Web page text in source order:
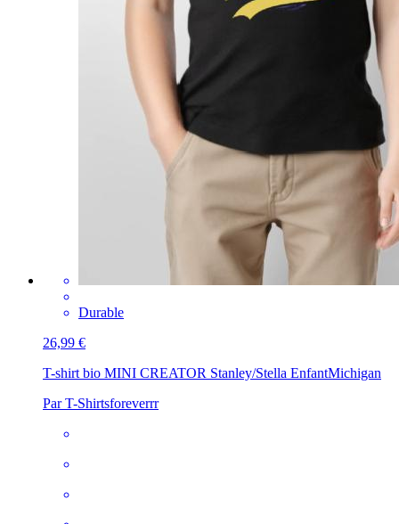
Durable
26,99 €
T-shirt bio MINI CREATOR Stanley/Stella EnfantMichigan
Par T-Shirtsforeverrr